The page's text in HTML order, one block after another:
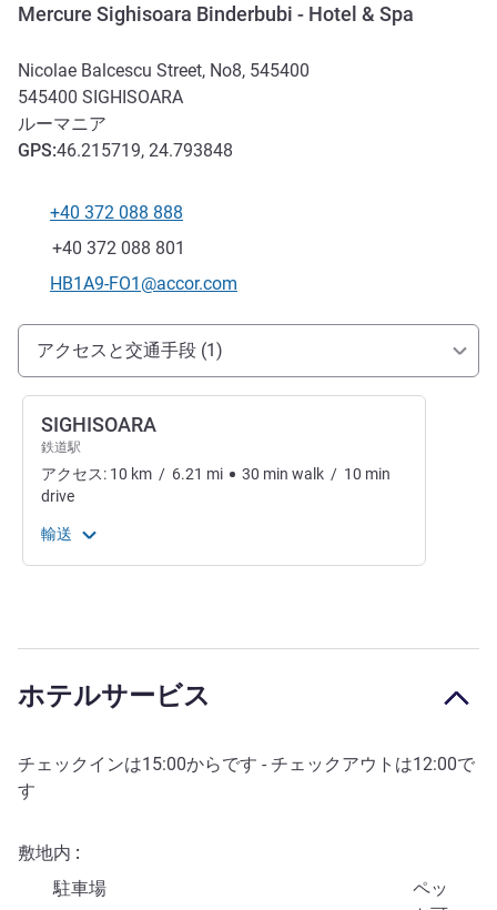
Mercure Sighisoara Binderbubi - Hotel & Spa
Nicolae Balcescu Street, No8, 545400
545400 SIGHISOARA
ルーマニア
GPS:46.215719, 24.793848
電話番号
+40 372 088 888
ファックス
+40 372 088 801
Eメール
HB1A9-FO1@accor.com
アクセスと交通機関
アクセスと交通手段 (1)
SIGHISOARA
鉄道駅
アクセス: 10 km / 6.21 mi 30 min walk / 10 min
drive
輸送
ホテルサービス
チェックインは15:00からです - チェックアウトは12:00で
す
敷地内
駐車場
ペッ